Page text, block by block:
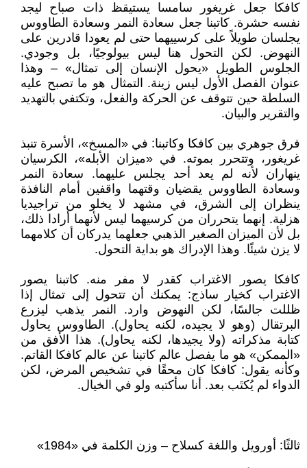
كافكا جعل غريغور سامسا يستيقظ ذات صباح ليجد
نفسه حشرة. كاتبنا جعل سعادة النمر وسعادة الطاووس
يجلسان طويلاً على كرسييهما حتى لم يعودا قادرين على
النهوض. لكن التحول هنا ليس بيولوجيًا، بل وجودي.
الجلوس الطويل «يحول الإنسان إلى تمثال» – وهذا
عنوان الفصل الأول ليس زينة. التمثال هو ما تصبح عليه
السلطة حين تتوقف عن الحركة والفعل، وتكتفي بالتهديد
والتقرير والبيان.
فرق جوهري بين كافكا وكاتبنا: في «المسخ»، الأسرة تنبذ
غريغور، وتتحرر بموته. في «ميزان الأبله»، الكرسيان
ينهاران لأنه لم يعد أحد يجلس عليهما. سعادة النمر
وسعادة الطاووس يقضيان وقتهما واقفين أمام النافذة
ينظران إلى الشرق، في مشهد لا يخلو من تراجيديا
هزلية. إنهما يتحرران من كرسيهما ليس لأنهما أرادا ذلك،
بل لأن الميزان الصغير الذهبي جعلهما يدركان أن كلامهما
لا يزن شيئًا. وهذا الإدراك هو بداية التحول.
كافكا يصور الاغتراب كقدر لا مفر منه. كاتبنا يصور
الاغتراب كخيار ساذج: يمكنك أن تتحول إلى تمثال إذا
ظللت جالسًا، لكن النهوض وارد. النمر يذهب ليزرع
البرتقال (وهو لا يجيده، لكنه يحاول). الطاووس يحاول
كتابة مذكراته (ولا يجيدها، لكنه يحاول). هذا الأفق من
«الممكن» هو ما يفصل عالم كاتبنا عن عالم كافكا القاتم.
وكأنه يقول: كافكا كان محقًا في تشخيص المرض، لكن
الدواء لم يُكتَب بعد. أنا سأكتبه ولو في الخيال.
ثالثًا: أورويل واللغة كسلاح – وزن الكلمة في «1984»